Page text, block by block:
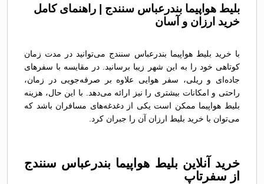
بلیط هواپیما بندرعباس سنندج | راهنمای کامل
خرید ارزان و آسان
با خرید بلیط هواپیما بندرعباس سنندج می‌توانید در مدت زمان
کوتاهی خود را به این شهر زیبا برسانید. در مقایسه با سفرهای
جاده‌ای و ریلی، سفر هوایی علاوه بر صرفه‌جویی در زمان،
راحتی و امکانات بیشتری را نیز ارائه می‌دهد. با این حال، هزینه
بلیط هواپیما ممکن است یکی از دغدغه‌های مسافران باشد که
می‌توان با خرید بلیط ارزان آن را جبران کرد.
خرید آنلاین بلیط هواپیما بندرعباس سنندج
از سفرتاپ